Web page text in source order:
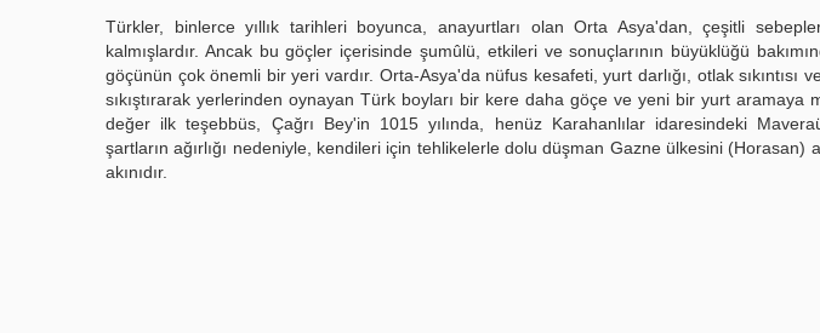
Türkler, binlerce yıllık tarihleri boyunca, anayurtları olan Orta Asya'dan, çeşitli
kalmışlardır. Ancak bu göçler içerisinde şumûlü, etkileri ve sonuçlarının büyüklüğü
göçünün çok önemli bir yeri vardır. Orta-Asya'da nüfus kesafeti, yurt darlığı, otlak sıkıntısı
sıkıştırarak yerlerinden oynayan Türk boyları bir kere daha göçe ve yeni bir yurt aramaya
değer ilk teşebbüs, Çağrı Bey'in 1015 yılında, henüz Karahanlılar idaresindeki
şartların ağırlığı nedeniyle, kendileri için tehlikelerle dolu düşman Gazne ülkesini (Horasan)
akınıdır.